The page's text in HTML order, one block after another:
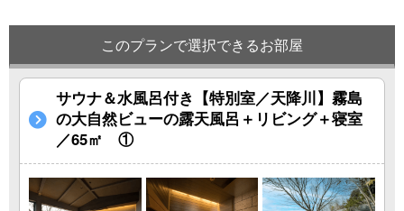
このプランで選択できるお部屋
サウナ＆水風呂付き【特別室／天降川】霧島
の大自然ビューの露天風呂＋リビング＋寝室
／65㎡ ①